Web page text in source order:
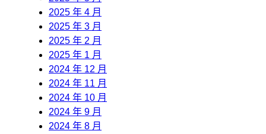
2025 年 4 月
2025 年 3 月
2025 年 2 月
2025 年 1 月
2024 年 12 月
2024 年 11 月
2024 年 10 月
2024 年 9 月
2024 年 8 月